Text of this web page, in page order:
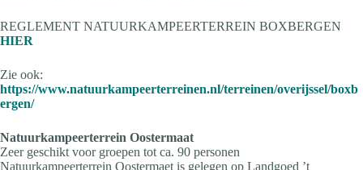
REGLEMENT NATUURKAMPEERTERREIN BOXBERGEN
HIER
Zie ook:
https://www.natuurkampeerterreinen.nl/terreinen/overijssel/boxb
ergen/
Natuurkampeerterrein Oostermaat
Zeer geschikt voor groepen tot ca. 90 personen
Natuurkampeerterrein Oostermaet is gelegen op Landgoed ’t